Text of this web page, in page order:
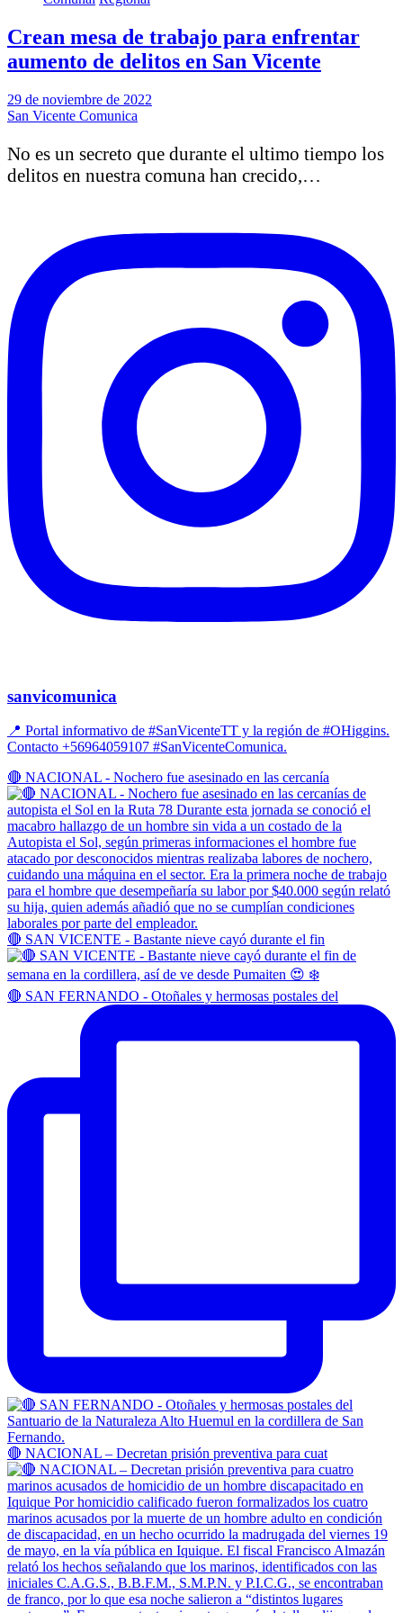
Crean mesa de trabajo para enfrentar
aumento de delitos en San Vicente
29 de noviembre de 2022
San Vicente Comunica
No es un secreto que durante el ultimo tiempo los
delitos en nuestra comuna han crecido,…
sanvicomunica
📍 Portal informativo de #SanVicenteTT y la región de #OHiggins.
Contacto +56964059107 #SanVicenteComunica.
🔴 NACIONAL - Nochero fue asesinado en las cercanía
🔴 SAN VICENTE - Bastante nieve cayó durante el fin
🔴 SAN FERNANDO - Otoñales y hermosas postales del
🔴 NACIONAL – Decretan prisión preventiva para cuat